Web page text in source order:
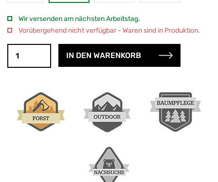
Wir versenden am nächsten Arbeitstag.
Vorübergehend nicht verfügbar - Waren sind in Produktion.